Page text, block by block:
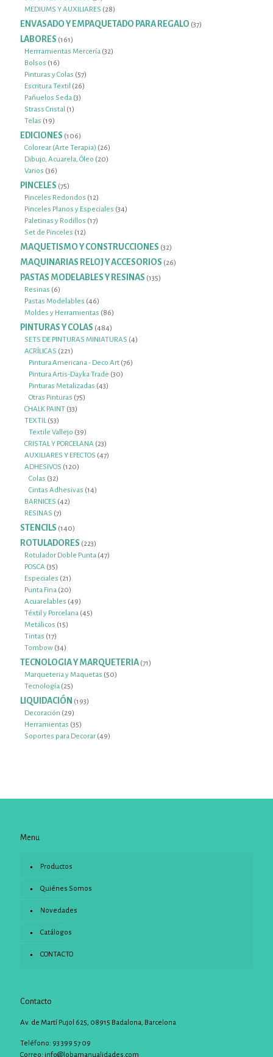
productos
MEDIUMS Y AUXILIARES 2828
productos
ENVASADO Y EMPAQUETADO PARA REGALO 3737
LABORES 161161
productos
Herrramientas Mercería 3232
Bolsos 1616
productos
Pinturas y Colas 5757
productos
Escritura Textil 2626
Pañuelos Seda 33
Strass Cristal 11
Telas 1919
productos
EDICIONES 106106
productos
Colorear (Arte Terapia) 2626
productos
Dibujo, Acuarela, Óleo 2020
Varios 3636
productos
PINCELES 7575
productos
Pinceles Redondos 1212
productos
Pinceles Planos y Especiales 3434
Paletinas y Rodillos 1717
Set de Pinceles 1212
productos
MAQUETISMO Y CONSTRUCCIONES 3232
MAQUINARIAS RELOJ Y ACCESORIOS 2626
PASTAS MODELABLES Y RESINAS 135135
Resinas 66
productos
Pastas Modelables 4646
productos
Moldes y Herramientas 8686
PINTURAS Y COLAS 484484
productos
SETS DE PINTURAS MINIATURAS 44
ACRÍLICAS 221221
productos
Pintura Americana - Deco Art 7676
Pintura Artis-Dayka Trade 3030
Pinturas Metalizadas 4343
Otras Pinturas 7575
CHALK PAINT 3333
TEXTIL 5353
productos
Textile Vallejo 3939
productos
CRISTAL Y PORCELANA 2323
productos
AUXILIARES Y EFECTOS 4747
ADHESIVOS 120120
Colas 3232
productos
Cintas Adhesivas 1414
BARNICES 4242
RESINAS 77
productos
STENCILS 140140
productos
ROTULADORES 223223
productos
Rotulador Doble Punta 4747
POSCA 3535
productos
Especiales 2121
productos
Punta Fina 2020
productos
Acuarelables 4949
productos
Téxtil y Porcelana 4545
Metálicos 1515
Tintas 1717
productos
Tombow 3434
productos
TECNOLOGIA Y MARQUETERIA 7171
Marqueteria y Maquetas 5050
Tecnología 2525
productos
LIQUIDACIÓN 193193
Decoración 2929
productos
Herramientas 3535
productos
Soportes para Decorar 4949
Menu
Productos
Quiénes Somos
Novedades
Catálogos
CONTACTO
Contacto
Av. de Martí Pujol 625, 08915 Badalona, Barcelona
Teléfono: 93 399 57 09
Correo: info@lobamanualidades.com